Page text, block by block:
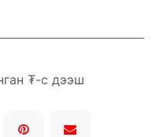
₮-с дээш